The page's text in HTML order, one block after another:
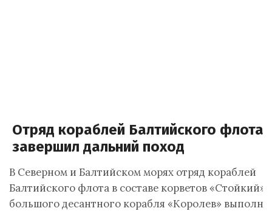
Отряд кораблей Балтийского флота
завершил дальний поход
В Северном и Балтийском морях отряд кораблей
Балтийского флота в составе корветов «Стойкий»
большого десантного корабля «Королев»